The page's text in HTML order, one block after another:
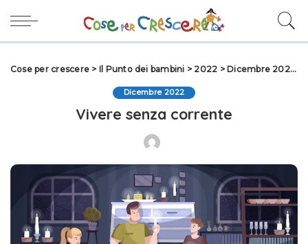
Cose per crescere > Il Punto dei bambini > 2022 > Dicembre 2022 >
Dicembre 2022
Vivere senza corrente